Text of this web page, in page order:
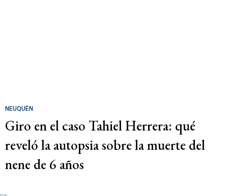
NEUQUÉN
Giro en el caso Tahiel Herrera: qué
reveló la autopsia sobre la muerte del
nene de 6 años